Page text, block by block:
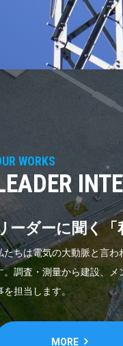
WORKS
ーダーに聞く「
たちは電気の大動脈と言
。調査・測量から建設、
を担当します。
MORE